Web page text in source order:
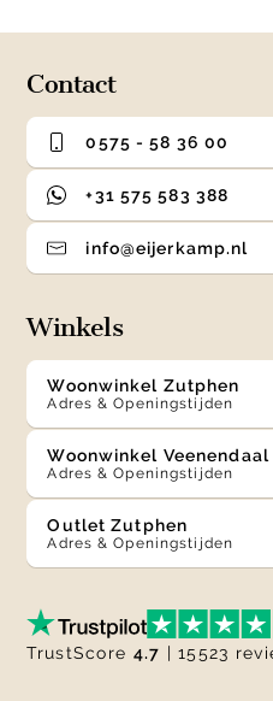
Contact
0575 - 58 36 00
+31 575 583 388
info@eijerkamp.nl
Winkels
Woonwinkel Zutphen
Adres & Openingstijden
Woonwinkel Veenendaal
Adres & Openingstijden
Outlet Zutphen
Adres & Openingstijden
TrustScore 4.7 | 15523